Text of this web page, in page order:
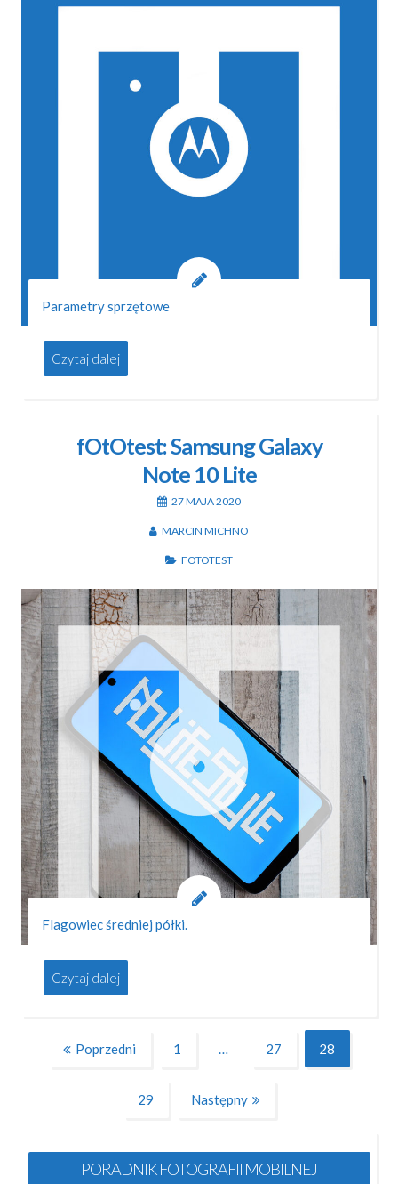
Parametry sprzętowe
Czytaj dalej
fOtOtest: Samsung Galaxy
Note 10 Lite
27 MAJA 2020
MARCIN MICHNO
FOTOTEST
Flagowiec średniej półki.
Czytaj dalej
Stronicowanie
Poprzedni Page
1 … 27 28
29 Następny
PORADNIK FOTOGRAFII MOBILNEJ